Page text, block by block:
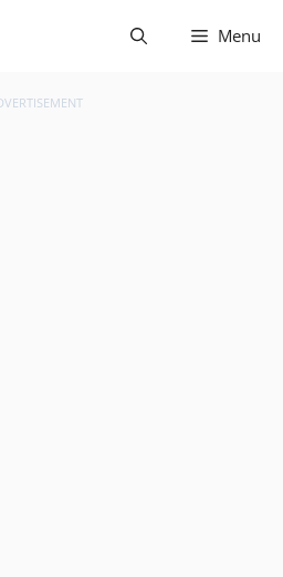
Menu